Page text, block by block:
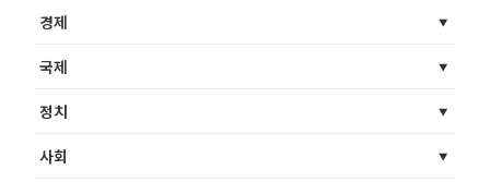
경제
국제
정치
사회